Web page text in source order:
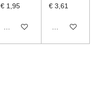
€ 1,95
In winkelwagen
€ 3,61
In winkelwagen